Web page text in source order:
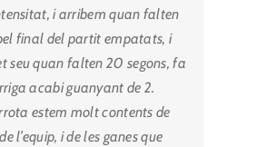
i arribem quan falten
final del partit empatats, i
seu quan falten 20 segons, fa
acabi guanyant de 2.
estem molt contents de
l’equip, i de les ganes que